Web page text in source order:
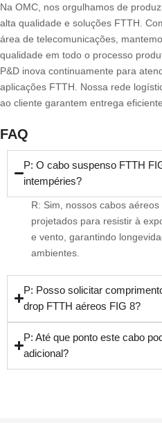
Na OMC, nos orgulhamos de
alta qualidade e soluções FTTH.
área de telecomunicações,
qualidade em todo o processo
P&D inova continuamente para
aplicações FTTH. Nossa rede
ao cliente garantem entrega
FAQ
P: O cabo suspenso FTTH
intempéries?
R: Sim, nossos cabos
projetados para resistir à
e vento, garantindo
ambientes.
P: Posso solicitar
drop FTTH aéreos FIG 8?
P: Até que ponto este cabo
adicional?